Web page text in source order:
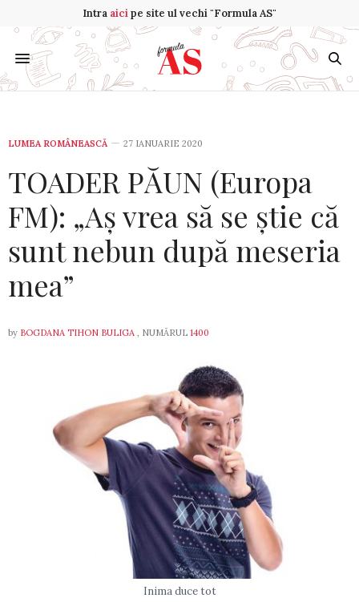
Intra aicipe site ul vechi "Formula AS"
LUMEA ROMÂNEASCĂ 27 IANUARIE 2020
TOADER PĂUN (Europa
FM): „Aș vrea să se știe că
sunt nebun după meseria
mea”
by BOGDANA TIHON BULIGA , NUMĂRUL 1400
Inima duce tot